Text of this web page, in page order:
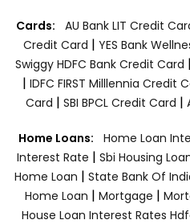
Cards: AU Bank LIT Credit
Credit Card | YES Bank
Swiggy HDFC Bank Credit Card |
| IDFC FIRST Milllennia Credit
Card | SBI BPCL Credit Card |
Home Loans: Home Loan
Interest Rate | Sbi Housing
Home Loan | State Bank Of
Home Loan | Mortgage |
House Loan Interest Rates